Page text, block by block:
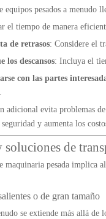
equipos pesados a menudo
el tiempo de manera
de retrasos: Considere el
los descansos: Incluya el
con las partes
adicional evita problemas
y aumenta los
soluciones de
maquinaria pesada implica
o de gran tamaño
se extiende más allá